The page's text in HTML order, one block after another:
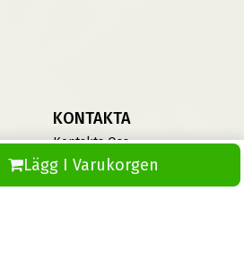
Lägg I Varukorgen
KONTAKTA
Kontakta Oss
Vinterdäck